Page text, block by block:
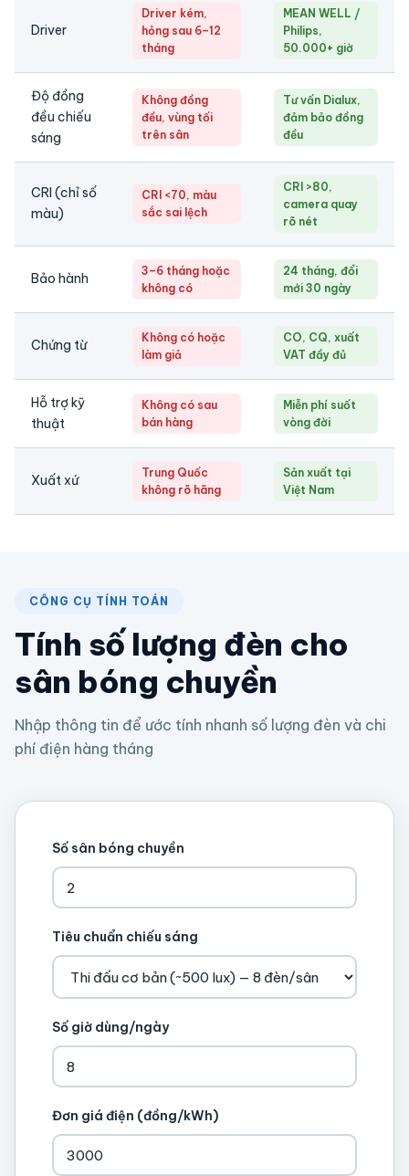
Driver
Driver kém,
hỏng sau 6–12
tháng
MEAN WELL /
Philips,
50.000+ giờ
Độ đồng
đều chiếu
sáng
Không đồng
đều, vùng tối
trên sân
Tư vấn Dialux,
đảm bảo đồng
đều
CRI (chỉ số
màu)
CRI <70, màu
sắc sai lệch
CRI >80,
camera quay
rõ nét
Bảo hành
3–6 tháng hoặc
không có
24 tháng, đổi
mới 30 ngày
Chứng từ
Không có hoặc
làm giả
CO, CQ, xuất
VAT đầy đủ
Hỗ trợ kỹ
thuật
Không có sau
bán hàng
Miễn phí suốt
vòng đời
Xuất xứ
Trung Quốc
không rõ hãng
Sản xuất tại
Việt Nam
CÔNG CỤ TÍNH TOÁN
Tính số lượng đèn cho
sân bóng chuyền
Nhập thông tin để ước tính nhanh số lượng đèn và chi
phí điện hàng tháng
Số sân bóng chuyền
Tiêu chuẩn chiếu sáng
Số giờ dùng/ngày
Đơn giá điện (đồng/kWh)